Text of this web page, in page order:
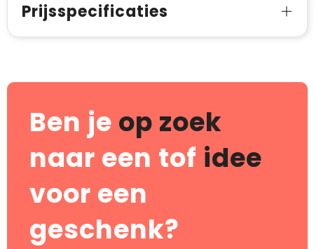
Prijsspecificaties
Ben je op zoek
naar een tof idee
voor een
geschenk?